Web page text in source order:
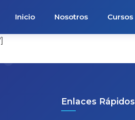
Inicio Nosotros Cursos
Enlaces Rápidos